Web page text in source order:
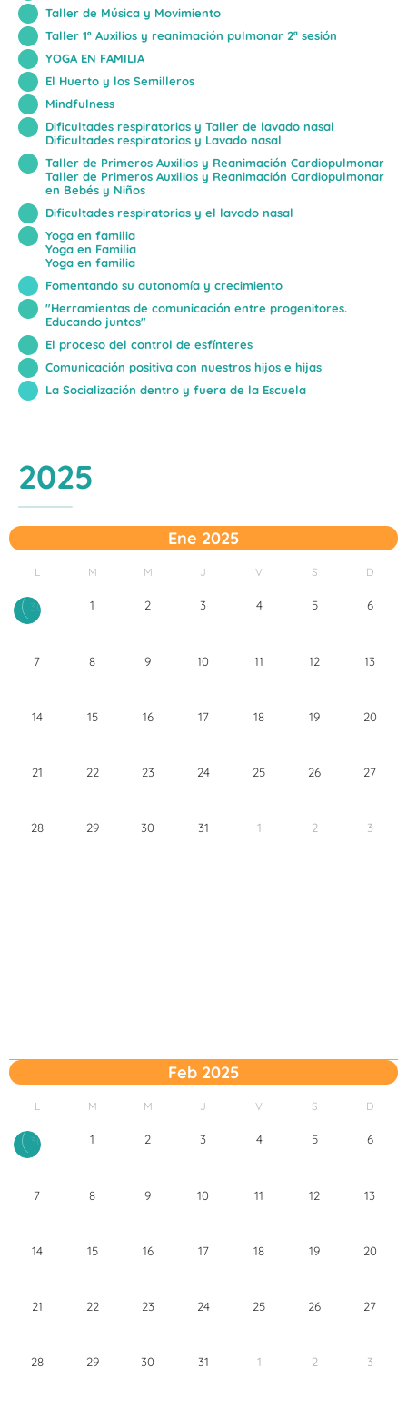
Taller de Música y Movimiento
Taller 1º Auxilios y reanimación pulmonar 2ª sesión
YOGA EN FAMILIA
El Huerto y los Semilleros
Mindfulness
Dificultades respiratorias y Taller de lavado nasal
Dificultades respiratorias y Lavado nasal
Taller de Primeros Auxilios y Reanimación Cardiopulmonar
Taller de Primeros Auxilios y Reanimación Cardiopulmonar
en Bebés y Niños
Dificultades respiratorias y el lavado nasal
Yoga en familia
Yoga en Familia
Yoga en familia
Fomentando su autonomía y crecimiento
"Herramientas de comunicación entre progenitores.
Educando juntos"
El proceso del control de esfínteres
Comunicación positiva con nuestros hijos e hijas
La Socialización dentro y fuera de la Escuela
2025
Ene 2025
L M M J V S D
30 1 2 3 4 5 6
7 8 9 10 11 12 13
14 15 16 17 18 19 20
21 22 23 24 25 26 27
28 29 30 31 1 2 3
Feb 2025
L M M J V S D
30 1 2 3 4 5 6
7 8 9 10 11 12 13
14 15 16 17 18 19 20
21 22 23 24 25 26 27
28 29 30 31 1 2 3